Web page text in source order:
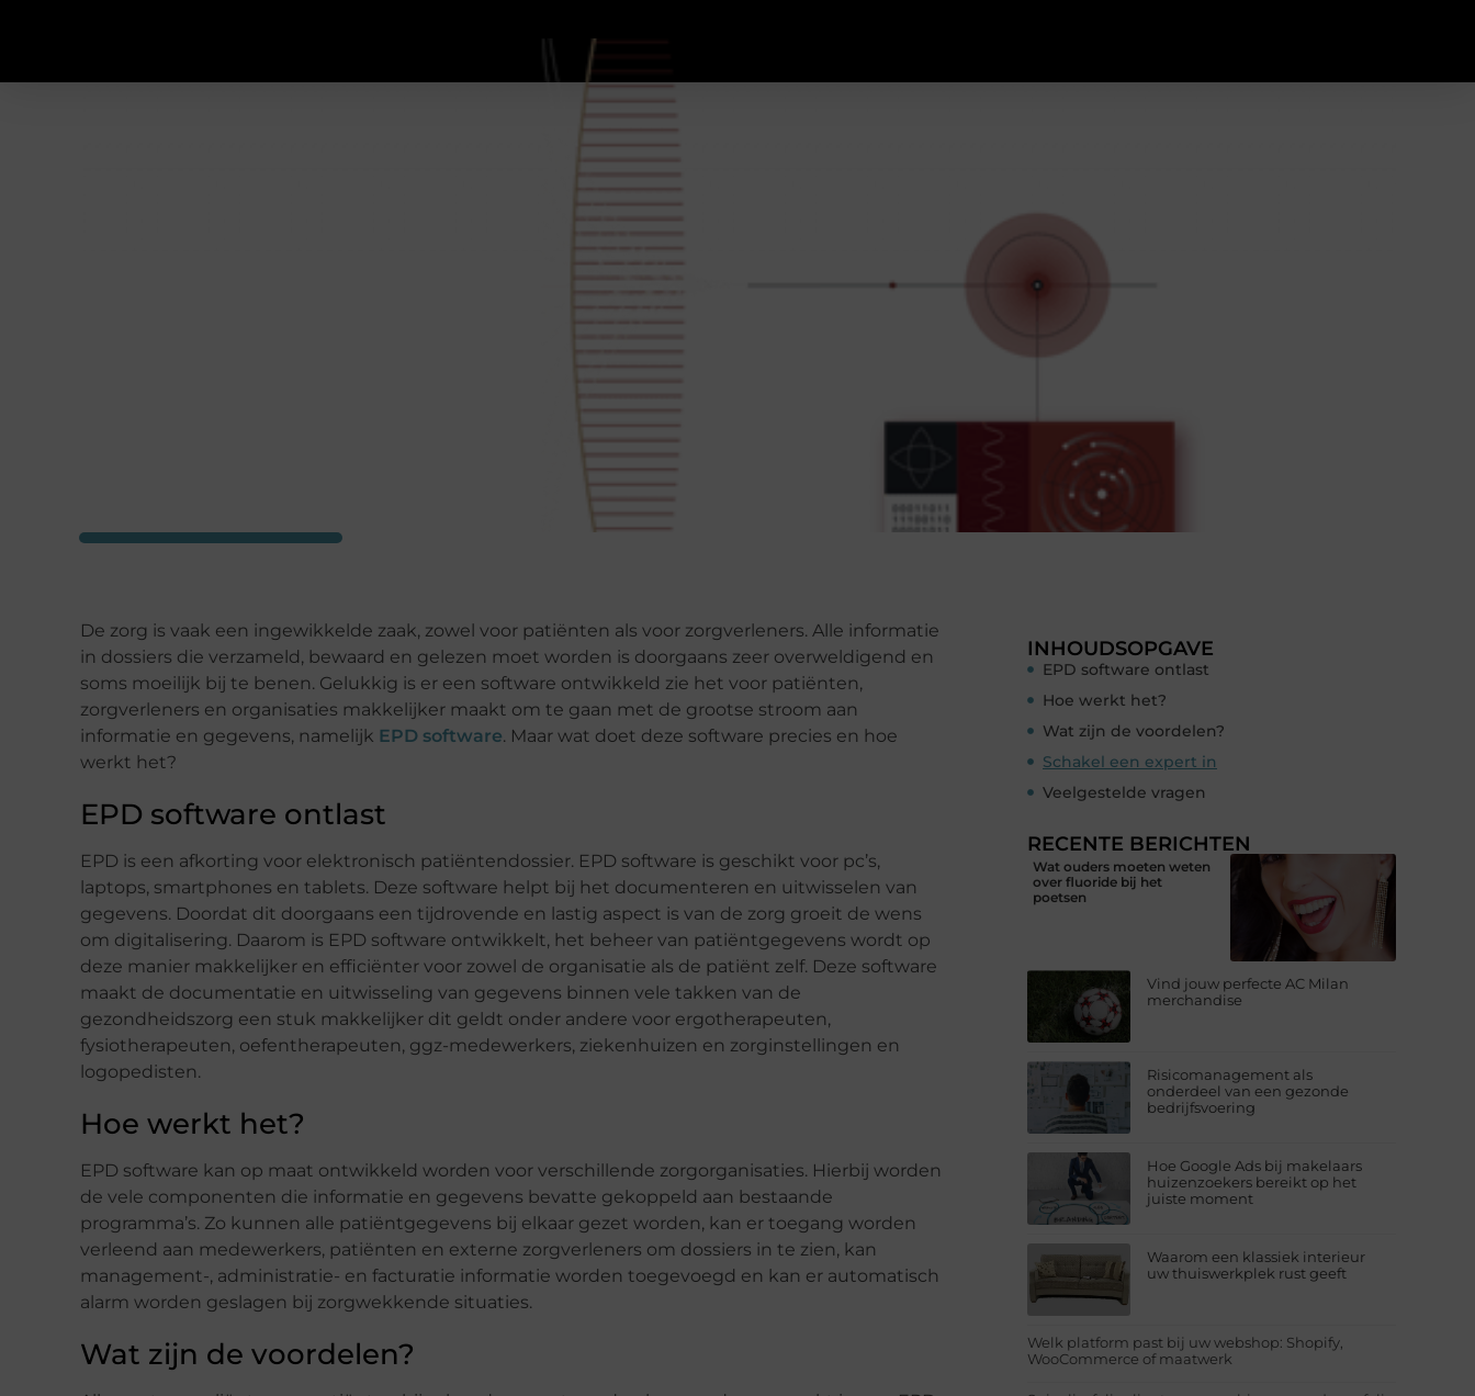
De zorg is vaak een ingewikkelde zaak, zowel voor patiënten als voor zorgverleners. Alle informatie
in dossiers die verzameld, bewaard en gelezen moet worden is doorgaans zeer overweldigend en
soms moeilijk bij te benen. Gelukkig is er een software ontwikkeld zie het voor patiënten,
zorgverleners en organisaties makkelijker maakt om te gaan met de grootse stroom aan
informatie en gegevens, namelijk EPD software. Maar wat doet deze software precies en hoe
werkt het?
EPD software ontlast
EPD is een afkorting voor elektronisch patiëntendossier. EPD software is geschikt voor pc’s,
laptops, smartphones en tablets. Deze software helpt bij het documenteren en uitwisselen van
gegevens. Doordat dit doorgaans een tijdrovende en lastig aspect is van de zorg groeit de wens
om digitalisering. Daarom is EPD software ontwikkelt, het beheer van patiëntgegevens wordt op
deze manier makkelijker en efficiënter voor zowel de organisatie als de patiënt zelf. Deze software
maakt de documentatie en uitwisseling van gegevens binnen vele takken van de
gezondheidszorg een stuk makkelijker dit geldt onder andere voor ergotherapeuten,
fysiotherapeuten, oefentherapeuten, ggz-medewerkers, ziekenhuizen en zorginstellingen en
logopedisten.
Hoe werkt het?
EPD software kan op maat ontwikkeld worden voor verschillende zorgorganisaties. Hierbij worden
de vele componenten die informatie en gegevens bevatte gekoppeld aan bestaande
programma’s. Zo kunnen alle patiëntgegevens bij elkaar gezet worden, kan er toegang worden
verleend aan medewerkers, patiënten en externe zorgverleners om dossiers in te zien, kan
management-, administratie- en facturatie informatie worden toegevoegd en kan er automatisch
alarm worden geslagen bij zorgwekkende situaties.
Wat zijn de voordelen?
INHOUDSOPGAVE
EPD software ontlast
Hoe werkt het?
Wat zijn de voordelen?
Schakel een expert in
Veelgestelde vragen
RECENTE BERICHTEN
Wat ouders moeten weten
over fluoride bij het
poetsen
Vind jouw perfecte AC Milan
merchandise
Risicomanagement als
onderdeel van een gezonde
bedrijfsvoering
Hoe Google Ads bij makelaars
huizenzoekers bereikt op het
juiste moment
Waarom een klassiek interieur
uw thuiswerkplek rust geeft
Welk platform past bij uw webshop: Shopify,
WooCommerce of maatwerk